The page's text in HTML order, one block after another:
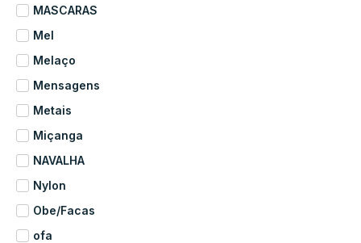
MASCARAS
Mel
Melaço
Mensagens
Metais
Miçanga
NAVALHA
Nylon
Obe/Facas
ofa